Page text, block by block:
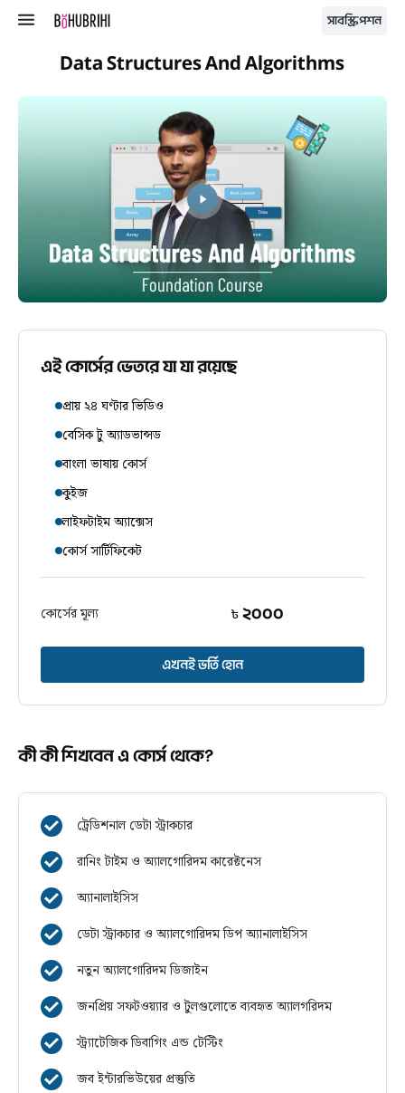
সাবস্ক্রিপশন
কী কী শিখবেন এ কোর্স থেকে?
ট্রেডিশনাল ডেটা স্ট্রাকচার
রানিং টাইম ও অ্যালগোরিদম কারেক্টনেস
অ্যানালাইসিস
ডেটা স্ট্রাকচার ও অ্যালগোরিদম ডিপ অ্যানালাইসিস
নতুন অ্যালগোরিদম ডিজাইন
জনপ্রিয় সফটওয়্যার ও টুলগুলোতে ব্যবহৃত অ্যালগরিদম
স্ট্র্যাটেজিক ডিবাগিং এন্ড টেস্টিং
জব ইন্টারভিউয়ের প্রস্তুতি
Data Structures And Algorithms
এই কোর্সের ভেতরে যা যা রয়েছে
প্রায় ২৪ ঘণ্টার ভিডিও
বেসিক টু অ্যাডভান্সড
বাংলা ভাষায় কোর্স
কুইজ
লাইফটাইম অ্যাক্সেস
কোর্স সার্টিফিকেট
কোর্সের মূল্য ৳২০০০
এখনই ভর্তি হোন